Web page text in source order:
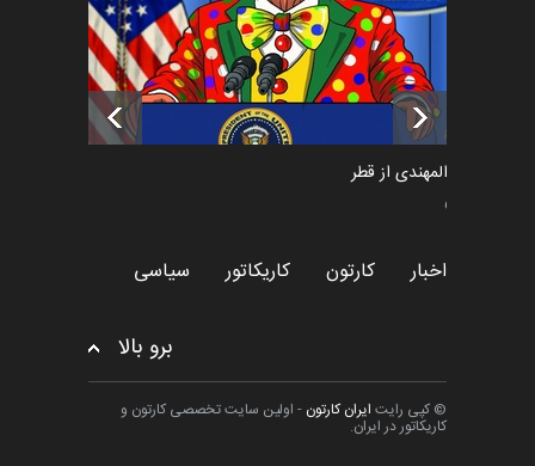
تسلیت به همکار | سهراب خیری
اخبار 6 ماه قبل
سعد المهندی از قطر
سیاسی
اخبار کارتون کاریکاتور سیاسی
برو بالا
© کپی رایت ایران کارتون - اولین سایت تخصصی کارتون و
کاریکاتور در ایران.